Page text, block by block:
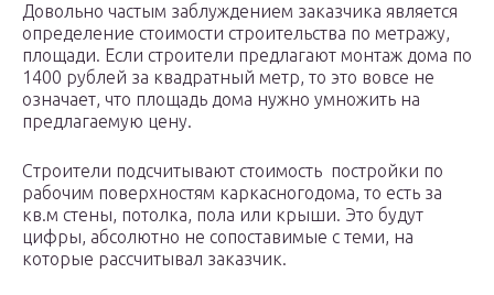
Довольно частым заблуждением заказчика является
определение стоимости строительства по метражу,
площади. Если строители предлагают монтаж дома по
1400 рублей за квадратный метр, то это вовсе не
означает, что площадь дома нужно умножить на
предлагаемую цену.
Строители подсчитывают стоимость постройки по
рабочим поверхностям каркасногодома, то есть за
кв.м стены, потолка, пола или крыши. Это будут
цифры, абсолютно не сопоставимые с теми, на
которые рассчитывал заказчик.